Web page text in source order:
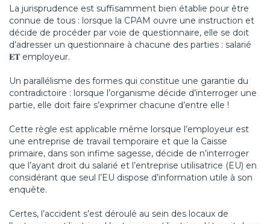
La jurisprudence est suffisamment bien établie pour être
connue de tous : lorsque la CPAM ouvre une instruction et
décide de procéder par voie de questionnaire, elle se doit
d’adresser un questionnaire à chacune des parties : salarié
𝐄𝐓 employeur.
Un parallélisme des formes qui constitue une garantie du
contradictoire : lorsque l’organisme décide d’interroger une
partie, elle doit faire s’exprimer chacune d’entre elle !
Cette règle est applicable même lorsque l’employeur est
une entreprise de travail temporaire et que la Caisse
primaire, dans son infime sagesse, décide de n’interroger
que l’ayant droit du salarié et l’entreprise utilisatrice (EU) en
considérant que seul l’EU dispose d’information utile à son
enquête.
Certes, l’accident s’est déroulé au sein des locaux de